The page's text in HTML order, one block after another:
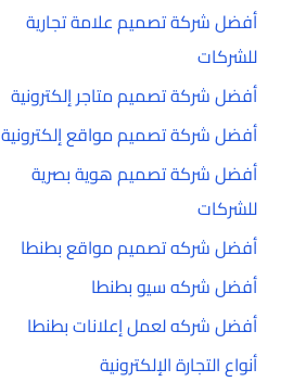
أفضل شركة تصميم علامة تجارية
للشركات
أفضل شركة تصميم متاجر إلكترونية
أفضل شركة تصميم مواقع إلكترونية
أفضل شركة تصميم هوية بصرية
للشركات
أفضل شركه تصميم مواقع بطنطا
أفضل شركه سيو بطنطا
أفضل شركه لعمل إعلانات بطنطا
أنواع التجارة الإلكترونية